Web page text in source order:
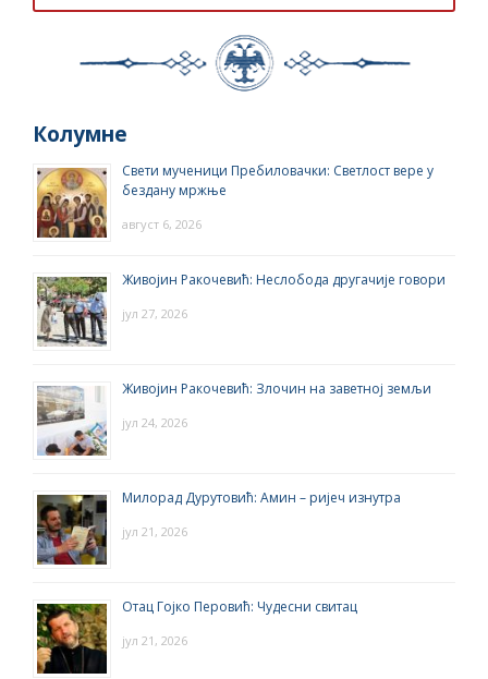
Колумне
Свети мученици Пребиловачки: Светлост вере у
бездану мржње
август 6, 2026
Живојин Ракочевић: Неслобода другачије говори
јул 27, 2026
Живојин Ракочевић: Злочин на заветној земљи
јул 24, 2026
Милорад Дурутовић: Амин – ријеч изнутра
јул 21, 2026
Отац Гојко Перовић: Чудесни свитац
јул 21, 2026